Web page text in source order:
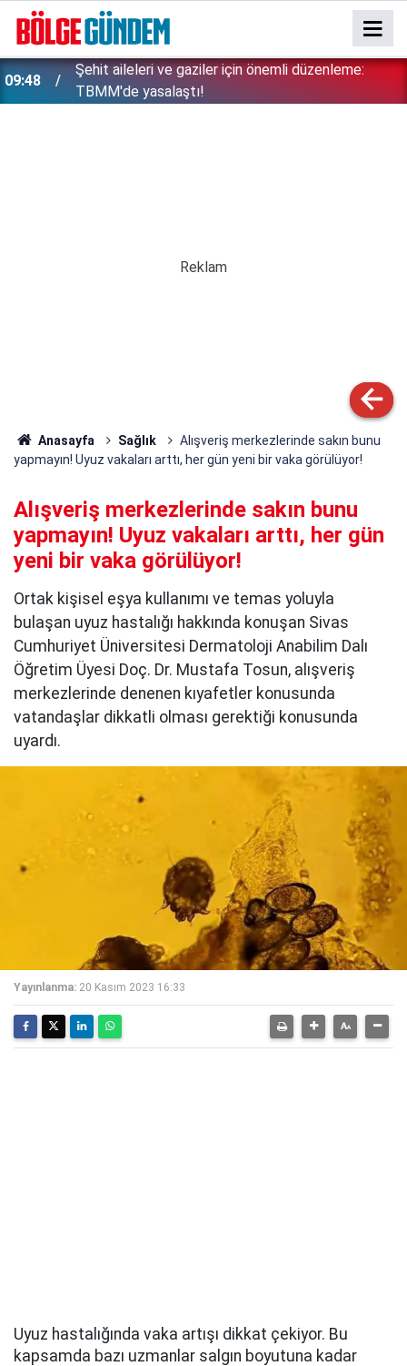
09:48
Şehit aileleri ve gaziler için önemli düzenleme:
TBMM'de yasalaştı!
Anasayfa Sağlık
Alışveriş merkezlerinde sakın bunu
yapmayın! Uyuz vakaları arttı, her gün yeni bir vaka görülüyor!
Alışveriş merkezlerinde sakın bunu
yapmayın! Uyuz vakaları arttı, her gün
yeni bir vaka görülüyor!
Ortak kişisel eşya kullanımı ve temas yoluyla
bulaşan uyuz hastalığı hakkında konuşan Sivas
Cumhuriyet Üniversitesi Dermatoloji Anabilim Dalı
Öğretim Üyesi Doç. Dr. Mustafa Tosun, alışveriş
merkezlerinde denenen kıyafetler konusunda
vatandaşlar dikkatli olması gerektiği konusunda
uyardı.
Yayınlanma: 20 Kasım 2023 16:33
Uyuz hastalığında vaka artışı dikkat çekiyor. Bu
kapsamda bazı uzmanlar salgın boyutuna kadar